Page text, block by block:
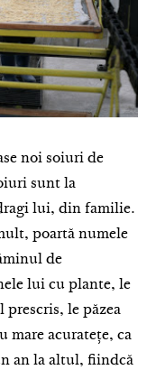
noi soiuri de
sunt la
lui, din familie.
poartă numele
de
lui cu plante, le
prescris, le păzea
mare acurateţe, ca
an la altul, fiindcă